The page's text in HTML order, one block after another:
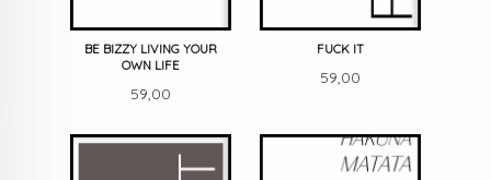
BE BIZZY LIVING YOUR
OWN LIFE
Pris
59,00
FUCK IT
Pris
59,00